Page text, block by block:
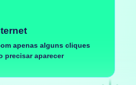
apenas alguns cliques
precisar aparecer